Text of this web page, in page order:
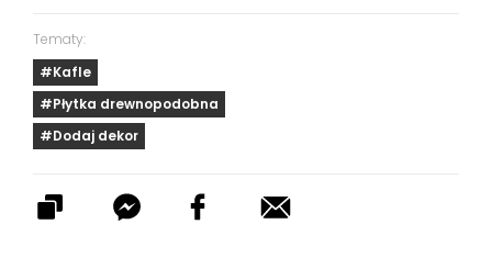
Tematy:
#Kafle
#Płytka drewnopodobna
#Dodaj dekor